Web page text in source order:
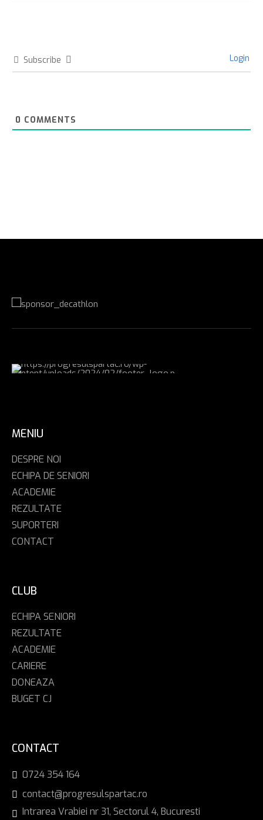
Subscribe Login
0 COMMENTS
MENIU
DESPRE NOI
ECHIPA DE SENIORI
ACADEMIE
REZULTATE
SUPORTERI
CONTACT
CLUB
ECHIPA SENIORI
REZULTATE
ACADEMIE
CARIERE
DONEAZA
BUGET CJ
CONTACT
0724 354 164
contact@progresulspartac.ro
Intrarea Vrabiei nr 31, Sectorul 4, Bucuresti